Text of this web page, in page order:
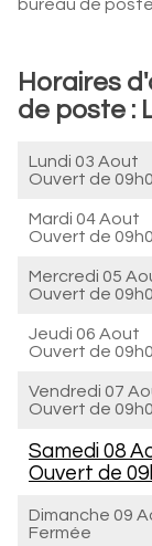
bureau de
Horaires
de poste :
Lundi 03 Aout
Ouvert de
Mardi 04 Aout
Ouvert de
Mercredi 05
Ouvert de
Jeudi 06 Aout
Ouvert de
Vendredi 07
Ouvert de
Samedi 08
Ouvert de
Dimanche 09
Fermée